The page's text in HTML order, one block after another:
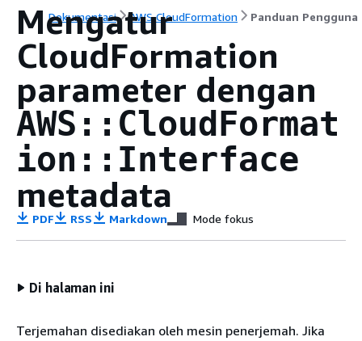
Dokumentasi AWS CloudFormation Panduan Pengguna
Mengatur
CloudFormation
parameter dengan
AWS::CloudFormat
ion::Interface
metadata
PDF RSS Markdown Mode fokus
Di halaman ini
Terjemahan disediakan oleh mesin penerjemah. Jika